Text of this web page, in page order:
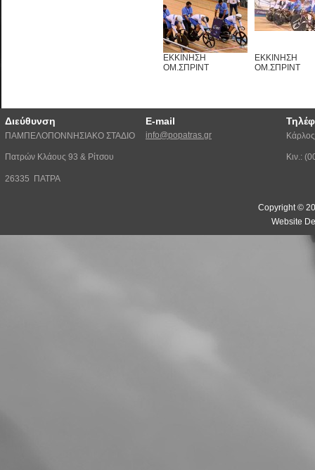
ΕΚΚΙΝΗΣΗ
ΟΜ.ΣΠΡΙΝΤ
ΕΚΚΙΝΗΣΗ
ΟΜ.ΣΠΡΙΝΤ
Διεύθυνση E-mail
ΠΑΜΠΕΛΟΠΟΝΝΗΣΙΑΚΟ ΣΤΑΔΙΟ
Πατρών Κλάους 93 & Ρίτσου
26335 ΠΑΤΡΑ
info@popatras.gr
Κιν.:
Copyright ©
Website